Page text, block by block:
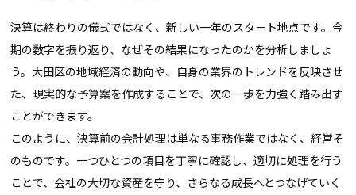
決算は終わりの儀式ではなく、新しい一年のスタート地点です。今
期の数字を振り返り、なぜその結果になったのかを分析しましょ
う。大田区の地域経済の動向や、自身の業界のトレンドを反映させ
た、現実的な予算案を作成することで、次の一歩を力強く踏み出す
ことができます。
このように、決算前の会計処理は単なる事務作業ではなく、経営そ
のものです。一つひとつの項目を丁寧に確認し、適切に処理を行う
ことで、会社の大切な資産を守り、さらなる成長へとつなげていく